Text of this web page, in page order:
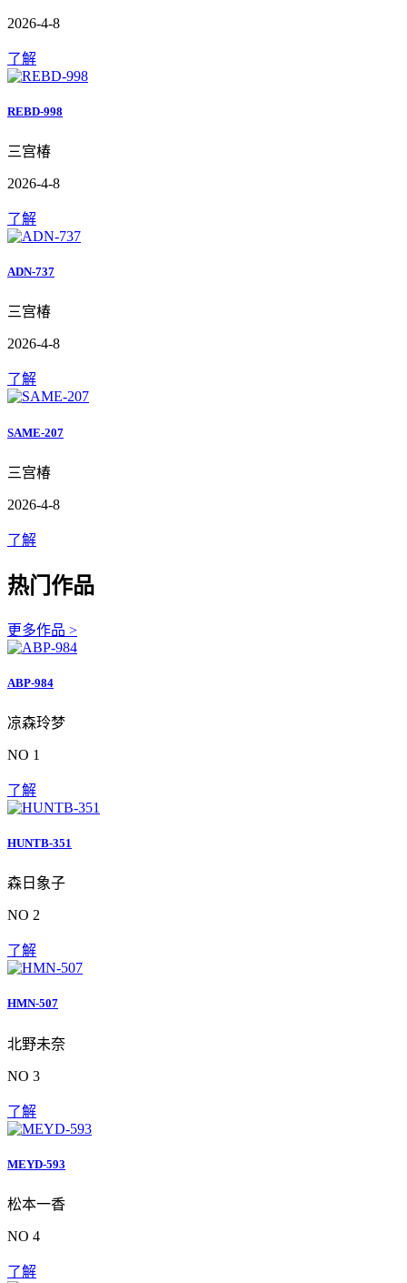
2026-4-8
了解
REBD-998
三宫椿
2026-4-8
了解
ADN-737
三宫椿
2026-4-8
了解
SAME-207
三宫椿
2026-4-8
了解
热门作品
更多作品 >
ABP-984
凉森玲梦
NO 1
了解
HUNTB-351
森日象子
NO 2
了解
HMN-507
北野未奈
NO 3
了解
MEYD-593
松本一香
NO 4
了解